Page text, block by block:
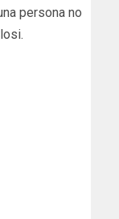
persona no